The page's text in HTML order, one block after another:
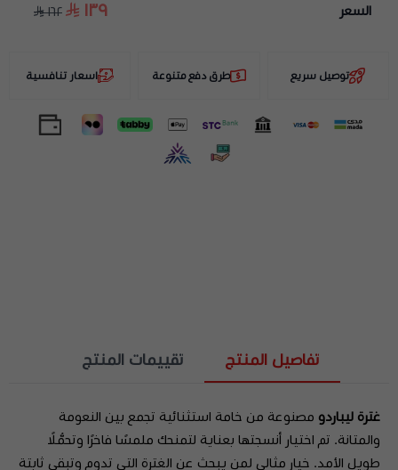
السعر ١٣٩ ١٦٢
توصيل سريع طرق دفع متنوعة اسعار تنافسية
تفاصيل المنتج تقييمات المنتج
غترة ليباردو مصنوعة من خامة استثنائية تجمع بين النعومة
والمتانة. تم اختيار أنسجتها بعناية لتمنحك ملمسًا فاخرًا وتحمُّلًا
طويل الأمد. خيار مثالي لمن يبحث عن الغترة التي تدوم وتبقى ثابتة